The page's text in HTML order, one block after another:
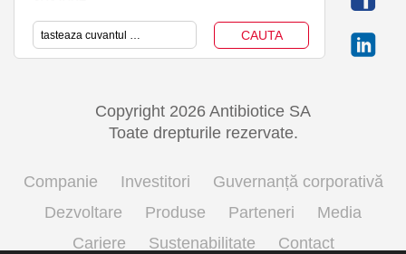
Copyright 2026 Antibiotice SA
Toate drepturile rezervate.
Companie Investitori
Guvernanță corporativă
Dezvoltare
Produse Parteneri
Media
Cariere
Sustenabilitate Contact